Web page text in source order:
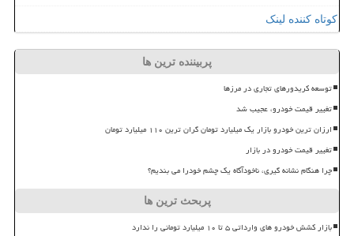
کوتاه کننده لینک
پربیننده ترین ها
توسعه کریدورهای تجاری در مرزها
تغییر قیمت خودرو، عجیب شد
ارزان ترین خودرو بازار یک میلیارد تومان گران ترین ۱۱۰ میلیارد تومان
تغییر قیمت خودرو در بازار
چرا هنگام نشانه گیری، ناخودآگاه یک چشم خودرا می بندیم؟
پربحث ترین ها
بازار کشش خودرو های وارداتی ۵ تا ۱۰ میلیارد تومانی را ندارد